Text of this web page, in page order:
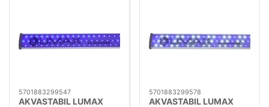
5701883299547
AKVASTABIL LUMAX
5701883299578
AKVASTABIL LUMAX